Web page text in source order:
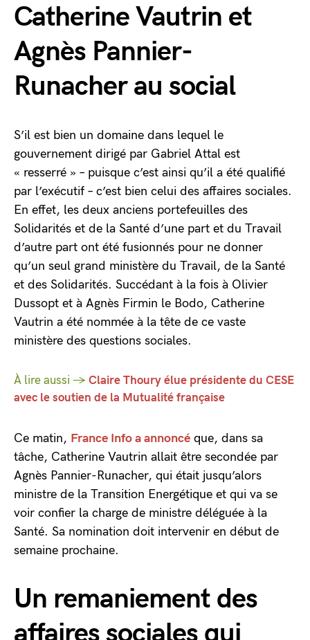
Catherine Vautrin et
Agnès Pannier-
Runacher au social
S’il est bien un domaine dans lequel le
gouvernement dirigé par Gabriel Attal est
« resserré » – puisque c’est ainsi qu’il a été qualifié
par l’exécutif – c’est bien celui des affaires sociales.
En effet, les deux anciens portefeuilles des
Solidarités et de la Santé d’une part et du Travail
d’autre part ont été fusionnés pour ne donner
qu’un seul grand ministère du Travail, de la Santé
et des Solidarités. Succédant à la fois à Olivier
Dussopt et à Agnès Firmin le Bodo, Catherine
Vautrin a été nommée à la tête de ce vaste
ministère des questions sociales.
À lire aussi → Claire Thoury élue présidente du CESE
avec le soutien de la Mutualité française
Ce matin, France Info a annoncé que, dans sa
tâche, Catherine Vautrin allait être secondée par
Agnès Pannier-Runacher, qui était jusqu’alors
ministre de la Transition Energétique et qui va se
voir confier la charge de ministre déléguée à la
Santé. Sa nomination doit intervenir en début de
semaine prochaine.
Un remaniement des